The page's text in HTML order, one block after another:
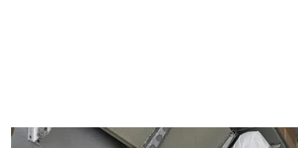
Украина вернула тела 254